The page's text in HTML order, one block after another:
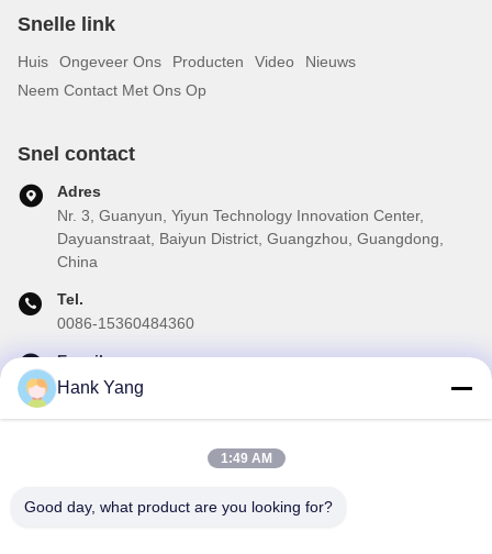
Snelle link
Huis Ongeveer Ons Producten Video
Nieuws
Neem Contact Met Ons Op
Snel contact
Adres
Nr. 3, Guanyun, Yiyun Technology Innovation Center,
Dayuanstraat, Baiyun District, Guangzhou, Guangdong,
China
Tel.
0086-15360484360
E-mail
brake02@teibrakes.com
Abonneer u op onze nieuwsbrief voor kortingen en meer.
Hank Yang
1:49 AM
Good day, what product are you looking for?